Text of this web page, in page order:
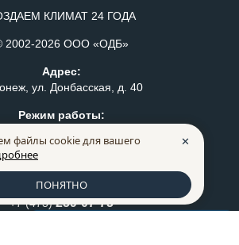
КЛИМАТ 24 ГОДА
2002-2026 ООО «ОДБ»
Адрес:
ул. Донбасская, д. 40
Режим работы:
конфидециальности
продажи товаров
+7 (473)259-07-75
файлы cookie для вашего
✕
ПОНЯТНО